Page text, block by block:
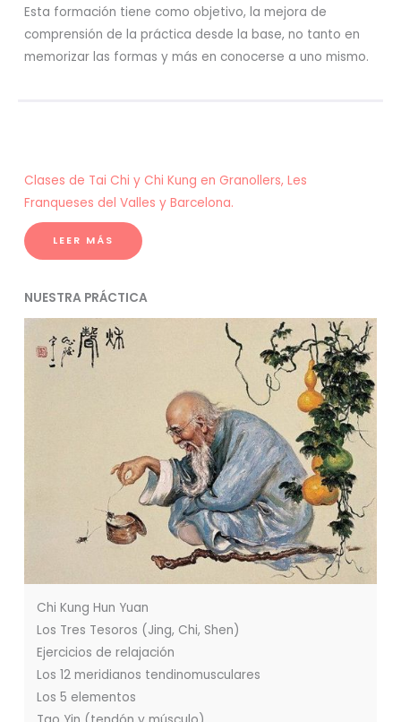
Esta formación tiene como objetivo, la mejora de
comprensión de la práctica desde la base, no tanto en
memorizar las formas y más en conocerse a uno mismo.
Clases de Tai Chi y Chi Kung en Granollers, Les
Franqueses del Valles y Barcelona.
LEER MÁS
NUESTRA PRÁCTICA
Chi Kung Hun Yuan
Los Tres Tesoros (Jing, Chi, Shen)
Ejercicios de relajación
Los 12 meridianos tendinomusculares
Los 5 elementos